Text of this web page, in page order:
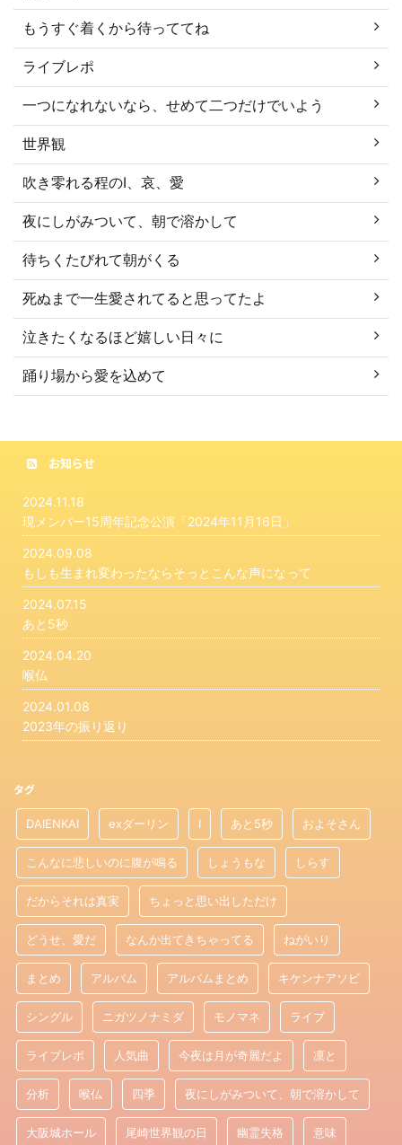
もうすぐ着くから待っててね
ライブレポ
一つになれないなら、せめて二つだけでいよう
世界観
吹き零れる程のI、哀、愛
夜にしがみついて、朝で溶かして
待ちくたびれて朝がくる
死ぬまで一生愛されてると思ってたよ
泣きたくなるほど嬉しい日々に
踊り場から愛を込めて
お知らせ
2024.11.18
現メンバー15周年記念公演「2024年11月16日」
2024.09.08
もしも生まれ変わったならそっとこんな声になって
2024.07.15
あと5秒
2024.04.20
喉仏
2024.01.08
2023年の振り返り
タグ
DAIENKAI exダーリン I あと5秒 およそさん
こんなに悲しいのに腹が鳴る しょうもな しらす
だからそれは真実 ちょっと思い出しただけ
どうせ、愛だ なんか出てきちゃってる ねがいり
まとめ アルバム アルバムまとめ キケンナアソビ
シングル ニガツノナミダ モノマネ ライブ
ライブレポ 人気曲 今夜は月が奇麗だよ 凛と
分析 喉仏 四季 夜にしがみついて、朝で溶かして
大阪城ホール 尾崎世界観の日 幽霊失格 意味